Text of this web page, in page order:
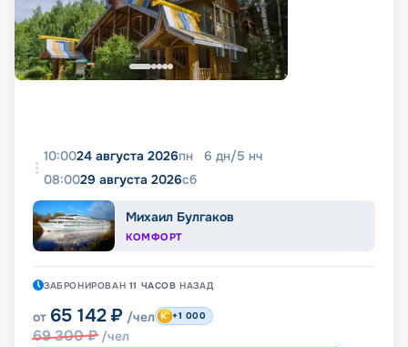
10:0024 августа 2026пн 6 дн/5 нч
08:0029 августа 2026сб
Михаил Булгаков
КОМФОРТ
ЗАБРОНИРОВАН 11 ЧАСОВ НАЗАД
от 65 142 ₽ /чел
69 300₽ /чел
+1 000